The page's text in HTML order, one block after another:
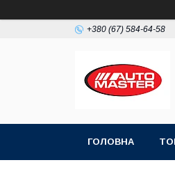
+380 (67) 584-64-58
ГОЛОВНА